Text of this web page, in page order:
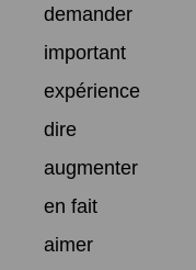
demander
important
expérience
dire
augmenter
en fait
aimer